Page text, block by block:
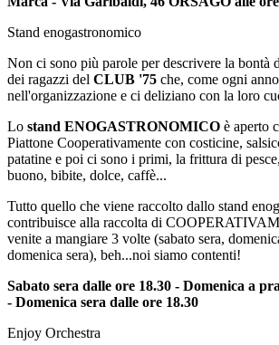
Stand enogastronomico
Non ci sono più parole per descrivere la bontà
dei ragazzi del CLUB '75 che, come ogni
nell'organizzazione e ci deliziano con la loro
Lo stand ENOGASTRONOMICO è aperto
Piattone Cooperativamente con costicine,
patatine e poi ci sono i primi, la frittura di
buono, bibite, dolce, caffè...
Tutto quello che viene raccolto dallo stand
contribuisce alla raccolta di
venite a mangiare 3 volte (sabato sera,
domenica sera), beh...noi siamo contenti!
Sabato sera dalle ore 18.30 - Domenica a
- Domenica sera dalle ore 18.30
Enjoy Orchestra